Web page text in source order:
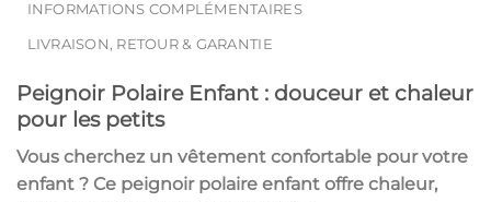
INFORMATIONS COMPLÉMENTAIRES
LIVRAISON, RETOUR & GARANTIE
Peignoir Polaire Enfant : douceur et chaleur
pour les petits
Vous cherchez un vêtement confortable pour votre
enfant ? Ce peignoir polaire enfant offre chaleur,